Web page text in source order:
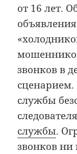
от 16 лет.
звонков в
службы
службы.
звонков ни